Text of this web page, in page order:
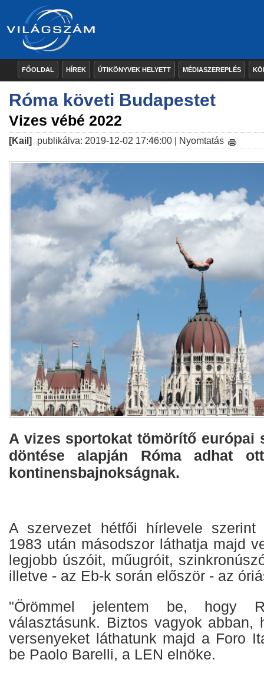
FŐOLDAL HÍREK ÚTIKÖNYVEK HELYETT MÉDIASZEREPLÉS
Róma követi Budapestet
Vizes vébé 2022
[Kail] publikálva: 2019-12-02 17:46:00 | Nyomtatás
A vizes sportokat tömörítő európai
döntése alapján Róma adhat
kontinensbajnokságnak.
A szervezet hétfői hírlevele
1983 után másodszor láthatja majd
legjobb úszóit, műugróit,
illetve - az Eb-k során először - az
"Örömmel jelentem be, hogy
választásunk. Biztos vagyok abban,
versenyeket láthatunk majd a Foro
be Paolo Barelli, a LEN elnöke.